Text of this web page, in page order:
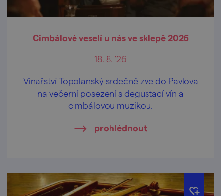
Cimbálové veselí u nás ve sklepě 2026
18. 8. '26
Vinařství Topolanský srdečně zve do Pavlova
na večerní posezení s degustací vín a
cimbálovou muzikou.
prohlédnout